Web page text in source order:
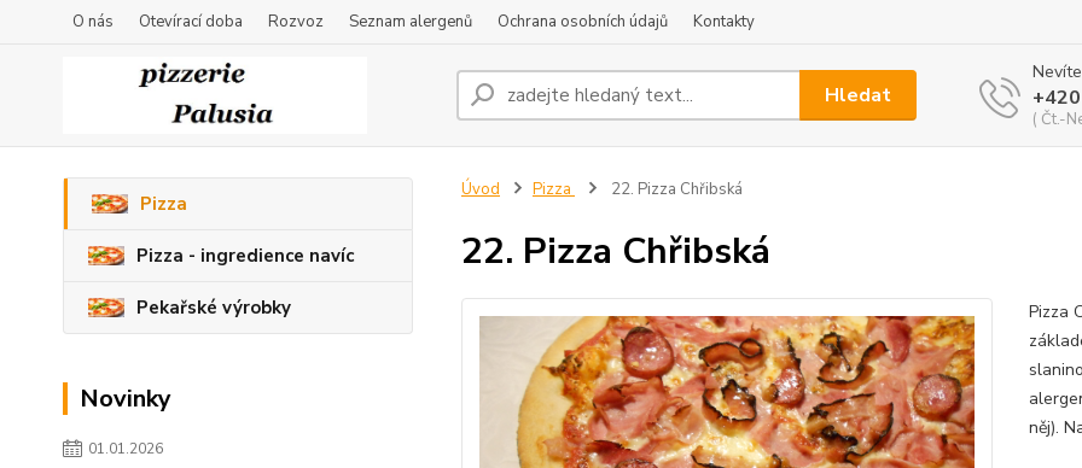
O nás Otevírací doba Rozvoz Seznam alergenů Ochrana osobních údajů Kontakty
Hledat
( Čt.-
Pizza
Pizza - ingredience navíc
Pekařské výrobky
Novinky
01.01.2026
Úvod Pizza 22. Pizza Chřibská
22. Pizza Chřibská
Pizza
něj).